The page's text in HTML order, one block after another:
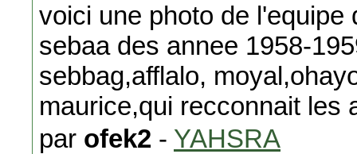
voici une photo de l'equipe
sebaa des annee 1958-
sebbag,afflalo,
maurice,qui recconnait les
par ofek2 - YAHSRA